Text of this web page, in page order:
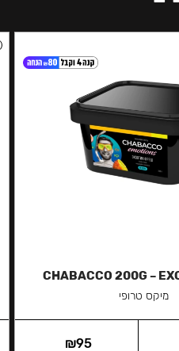
CHABACCO 200G –
מיקס טרופי
₪95